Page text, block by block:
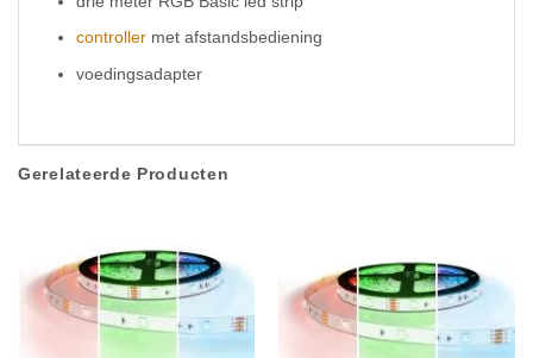
controller met afstandsbediening
voedingsadapter
Gerelateerde Producten